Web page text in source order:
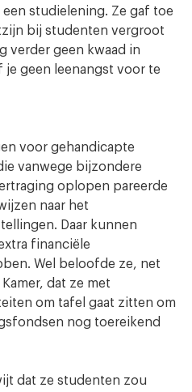
studielening. Ze gaf toe
bij studenten vergroot
verder geen kwaad in
je geen leenangst voor te
voor gehandicapte
vanwege bijzondere
oplopen pareerde
naar het
Daar kunnen
financiële
Wel beloofde ze, net
dat ze met
om tafel gaat zitten om
nog toereikend
dat ze studenten zou